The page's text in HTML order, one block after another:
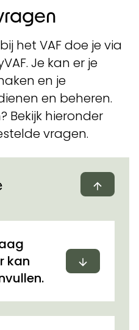
het VAF doe je via
Je kan er je
en je
en beheren.
Bekijk hieronder
vragen.
kan
Uitvouwen